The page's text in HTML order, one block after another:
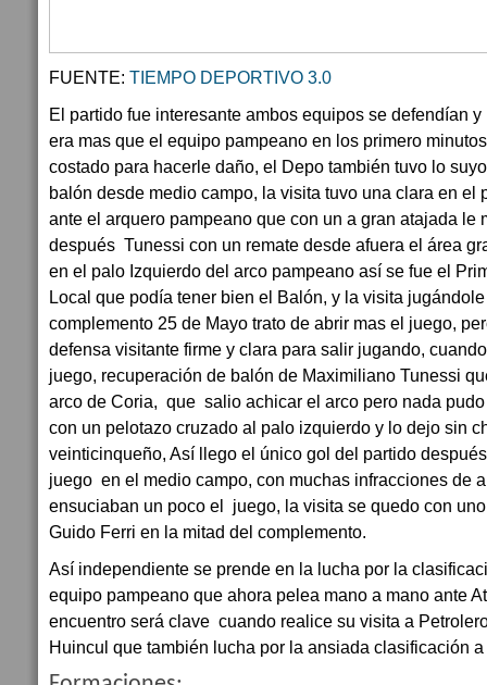
FUENTE: TIEMPO DEPORTIVO 3.0
El partido fue interesante ambos equipos se defendían
era mas que el equipo pampeano en los primero
costado para hacerle daño, el Depo también tuvo lo
balón desde medio campo, la visita tuvo una clara en el
ante el arquero pampeano que con un a gran atajada le
después Tunessi con un remate desde afuera el área
en el palo Izquierdo del arco pampeano así se fue el
Local que podía tener bien el Balón, y la visita
complemento 25 de Mayo trato de abrir mas el juego,
defensa visitante firme y clara para salir jugando,
juego, recuperación de balón de Maximiliano Tunessi
arco de Coria, que salio achicar el arco pero nada
con un pelotazo cruzado al palo izquierdo y lo dejo sin
veinticinqueño, Así llego el único gol del partido
juego en el medio campo, con muchas infracciones de
ensuciaban un poco el juego, la visita se quedo con
Guido Ferri en la mitad del complemento.
Así independiente se prende en la lucha por la
equipo pampeano que ahora pelea mano a mano ante
encuentro será clave cuando realice su visita a
Huincul que también lucha por la ansiada clasificación